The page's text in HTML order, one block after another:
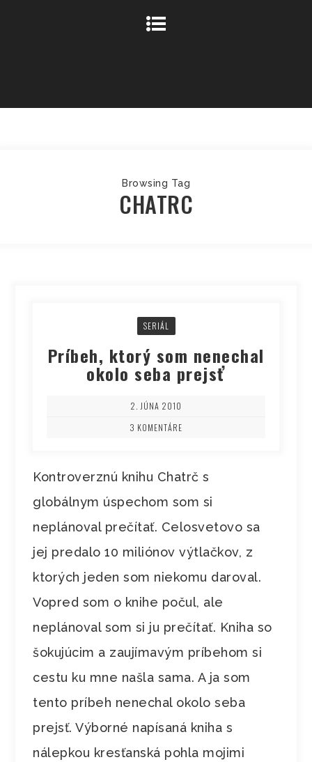
Browsing Tag
CHATRC
SERIÁL
Príbeh, ktorý som nenechal
okolo seba prejsť
2. JÚNA 2010
3 KOMENTÁRE
Kontroverznú knihu Chatrč s
globálnym úspechom som si
neplánoval prečítať. Celosvetovo sa
jej predalo 10 miliónov výtlačkov, z
ktorých jeden som niekomu daroval.
Vopred som o knihe počul, ale
neplánoval som si ju prečítať. Kniha so
šokujúcim a zaujímavým príbehom si
cestu ku mne našla sama. A ja som
tento príbeh nenechal okolo seba
prejsť. Výborné napísaná kniha s
nálepkou kresťanská pohla mojimi